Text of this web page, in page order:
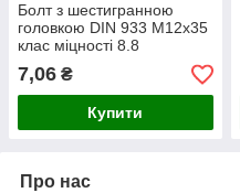
Болт з шестигранною
головкою DIN 933 М12х35
клас міцності 8.8
7,06 ₴
Купити
Про нас